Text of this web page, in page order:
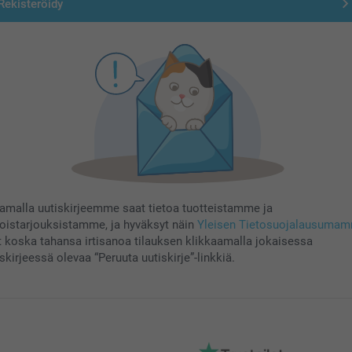
uutiskirjeemme saat tietoa tuotteistamme ja
ja hyväksyt näin Yleisen
koska tahansa irtisanoa tilauksen klikkaamalla jokaisessa
olevaa “Peruuta uutiskirje”-linkkiä.